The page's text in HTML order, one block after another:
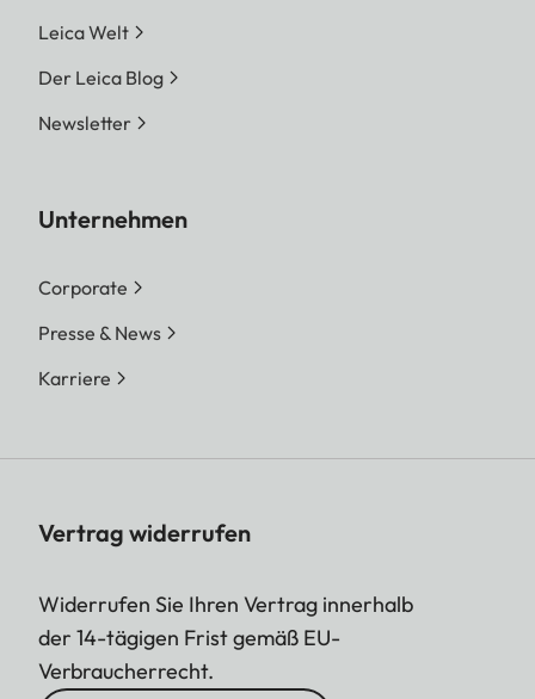
Leica Welt
Der Leica Blog
Newsletter
Unternehmen
Corporate
Presse & News
Karriere
Vertrag widerrufen
Widerrufen Sie Ihren Vertrag innerhalb
der 14-tägigen Frist gemäß EU-
Verbraucherrecht.